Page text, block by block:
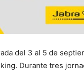
del 3 al 5 de
Durante tres